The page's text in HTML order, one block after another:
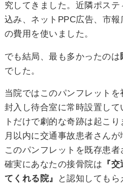
究してきました。近隣ポステ
込み、ネットPPC広告、市
の費用を使いました。
でも結局、最も多かったのは
でした。
当院ではこのパンフレット
封入し待合室に常時設置して
トだけで劇的な奇跡は起こ
月以内に交通事故患者さん
このパンフレットを既存患者
確実にあなたの接骨院は 『
てくれる院』
と認知してもら